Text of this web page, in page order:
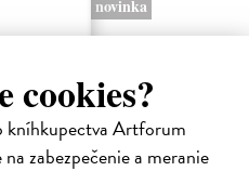
cookies?
kníhkupectva Artforum
zabezpečenie a meranie
novinka